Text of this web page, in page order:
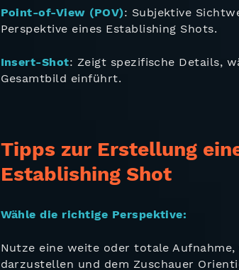
Point-of-View (POV): Subjektive
Perspektive eines Establishing Shots.
Insert-Shot: Zeigt spezifische Details,
Gesamtbild einführt.
Tipps zur Erstellung
Establishing Shot
Wähle die richtige Perspektive:
Nutze eine weite oder totale Aufnahme,
darzustellen und dem Zuschauer